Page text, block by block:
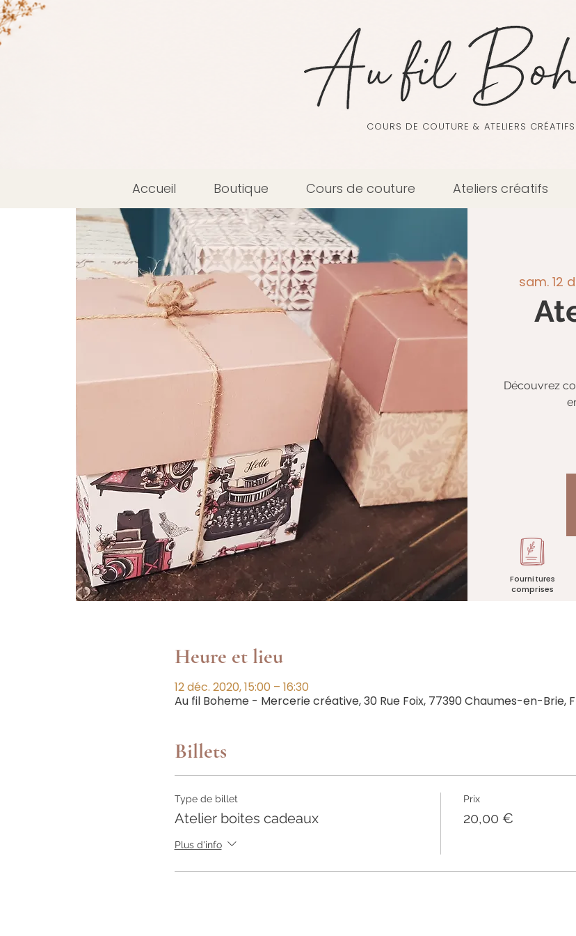
COURS DE COUTURE & ATELIERS CRÉATIFS
Accueil Boutique Cours de couture Ateliers créatifs
sam. 12
Découvrez
Heure et lieu
12 déc. 2020, 15:00 – 16:30
Au fil Boheme - Mercerie créative, 30 Rue Foix, 77390 Chaumes-en-Brie,
Billets
Type de billet
Atelier boites cadeaux
Plus d'info
Prix
20,00 €
Fournitures
comprises